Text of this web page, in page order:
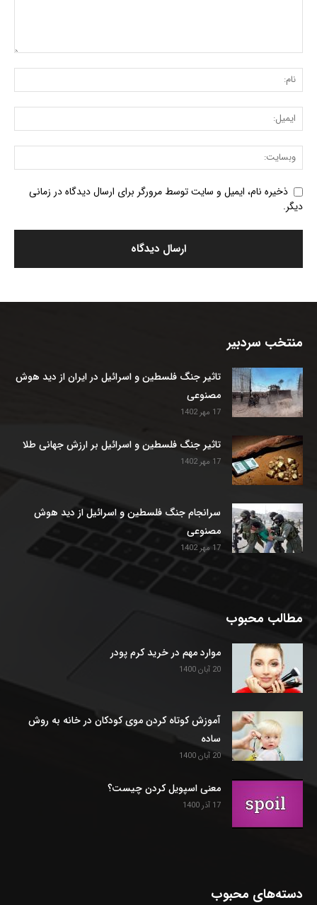
ذخیره نام، ایمیل و سایت توسط مرورگر برای ارسال دیدگاه در زمانی
دیگر.
منتخب سردبیر
تاثیر جنگ فلسطین و اسرائیل در ایران از دید هوش
مصنوعی
17 مهر 1402
تاثیر جنگ فلسطین و اسرائیل بر ارزش جهانی طلا
17 مهر 1402
سرانجام جنگ فلسطین و اسرائیل از دید هوش
مصنوعی
17 مهر 1402
مطالب محبوب
موارد مهم در خرید کرم پودر
20 آبان 1400
آموزش کوتاه کردن موی کودکان در خانه به روش
ساده
20 آبان 1400
معنی اسپویل کردن چیست؟
17 آذر 1400
دسته‌های محبوب